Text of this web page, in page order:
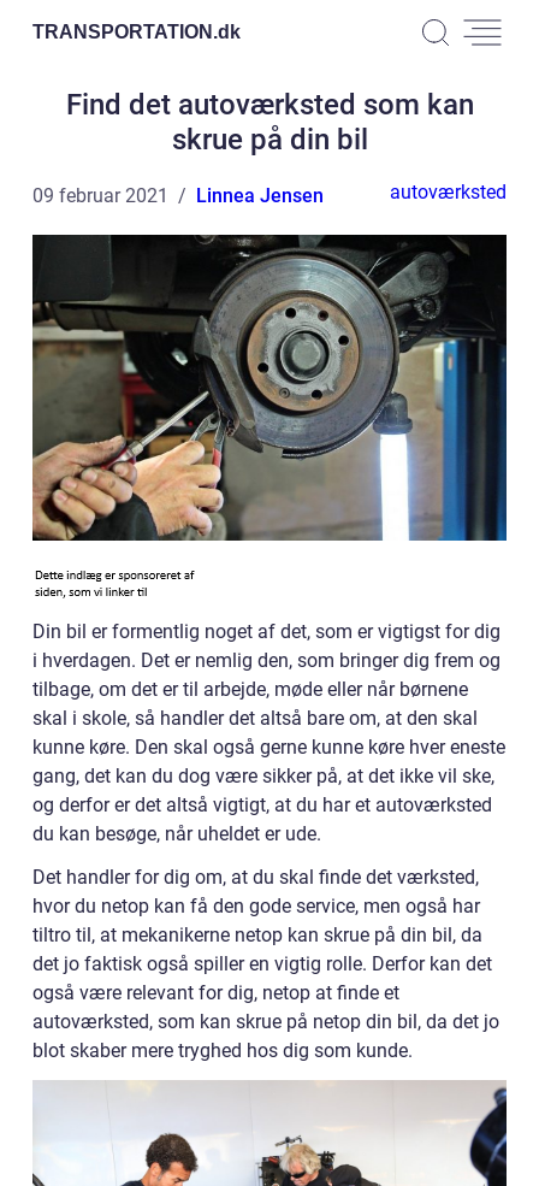
TRANSPORTATION.dk
Find det autoværksted som kan
skrue på din bil
09 februar 2021 Linnea Jensen autoværksted
Din bil er formentlig noget af det, som er vigtigst for dig
i hverdagen. Det er nemlig den, som bringer dig frem og
tilbage, om det er til arbejde, møde eller når børnene
skal i skole, så handler det altså bare om, at den skal
kunne køre. Den skal også gerne kunne køre hver eneste
gang, det kan du dog være sikker på, at det ikke vil ske,
og derfor er det altså vigtigt, at du har et autoværksted
du kan besøge, når uheldet er ude.
Det handler for dig om, at du skal finde det værksted,
hvor du netop kan få den gode service, men også har
tiltro til, at mekanikerne netop kan skrue på din bil, da
det jo faktisk også spiller en vigtig rolle. Derfor kan det
også være relevant for dig, netop at finde et
autoværksted, som kan skrue på netop din bil, da det jo
blot skaber mere tryghed hos dig som kunde.